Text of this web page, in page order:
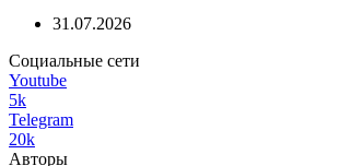
31.07.2026
Социальные сети
Youtube
5k
Telegram
20k
Авторы